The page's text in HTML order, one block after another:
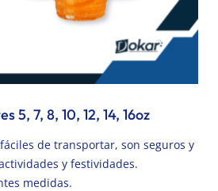
5, 7, 8, 10, 12, 14, 16oz
de transportar, son seguros y
y festividades.
medidas.